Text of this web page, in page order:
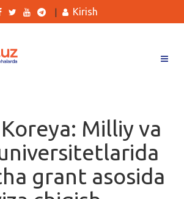
Kirish
Milliy va
grant asosida